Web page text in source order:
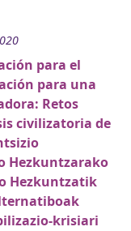
para el
para una
Retos
civilizatoria de
Hezkuntzarako
Hezkuntzatik
krisiari